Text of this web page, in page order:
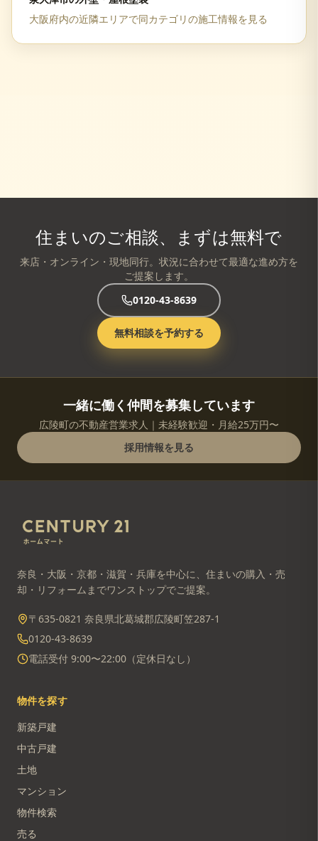
大阪府内の近隣エリアで同カテゴリの施工情報を見る
住まいのご相談、まずは無料で
来店・オンライン・現地同行。状況に合わせて最適な進め方を
ご提案します。
0120-43-8639
無料相談を予約する
一緒に働く仲間を募集しています
広陵町の不動産営業求人｜未経験歓迎・月給25万円〜
採用情報を見る
奈良・大阪・京都・滋賀・兵庫を中心に、住まいの購入・売
却・リフォームまでワンストップでご提案。
〒635-0821 奈良県北葛城郡広陵町笠287-1
0120-43-8639
電話受付 9:00〜22:00（定休日なし）
物件を探す
新築戸建
中古戸建
土地
マンション
物件検索
売る